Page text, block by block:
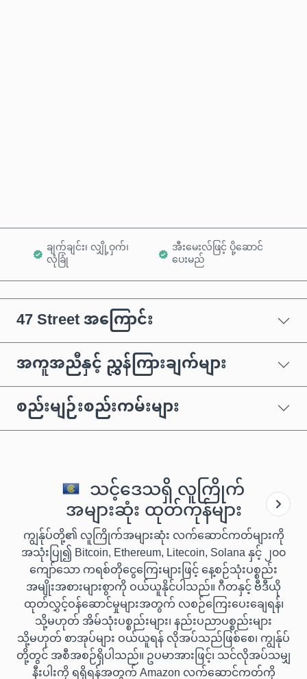
ချက်ချင်း၊ လျှို့ဝှက်၊
လုံခြုံ
အီးမေးလ်ဖြင့် ပို့ဆောင်
ပေးမည်
47 Street အကြောင်း
အကူအညီနှင့် ညွှန်ကြားချက်များ
စည်းမျဉ်းစည်းကမ်းများ
သင့်ဒေသရှိ လူကြိုက်
အများဆုံး ထုတ်ကုန်များ
ကျွန်ုပ်တို့၏ လူကြိုက်အများဆုံး လက်ဆောင်ကတ်များကို
အသုံးပြု၍ Bitcoin, Ethereum, Litecoin, Solana နှင့် ၂၀၀
ကျော်သော ကရစ်တိုငွေကြေးများဖြင့် နေ့စဉ်သုံးပစ္စည်း
အမျိုးအစားများစွာကို ဝယ်ယူနိုင်ပါသည်။ ဂီတနှင့် ဗီဒီယို
ထုတ်လွှင့်ဝန်ဆောင်မှုများအတွက် လစဉ်ကြေးပေးချေရန်၊
သို့မဟုတ် အိမ်သုံးပစ္စည်းများ၊ နည်းပညာပစ္စည်းများ
သို့မဟုတ် စာအုပ်များ ဝယ်ယူရန် လိုအပ်သည်ဖြစ်စေ၊ ကျွန်ုပ်
တို့တွင် အစီအစဉ်ရှိပါသည်။ ဥပမာအားဖြင့်၊ သင်လိုအပ်သမျှ
နီးပါးကို ရရှိရန်အတွက် Amazon လက်ဆောင်ကတ်ကို